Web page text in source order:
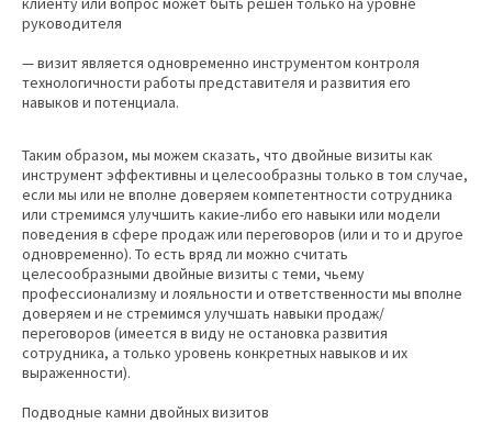
руководителя
— визит является одновременно инструментом контроля
технологичности работы представителя и развития его
навыков и потенциала.
Таким образом, мы можем сказать, что двойные визиты как
инструмент эффективны и целесообразны только в том случае,
если мы или не вполне доверяем компетентности сотрудника
или стремимся улучшить какие-либо его навыки или модели
поведения в сфере продаж или переговоров (или и то и другое
одновременно). То есть вряд ли можно считать
целесообразными двойные визиты с теми, чьему
профессионализму и лояльности и ответственности мы вполне
доверяем и не стремимся улучшать навыки продаж/
переговоров (имеется в виду не остановка развития
сотрудника, а только уровень конкретных навыков и их
выраженности).
Подводные камни двойных визитов